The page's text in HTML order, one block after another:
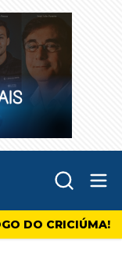
DO CRICIÚMA!